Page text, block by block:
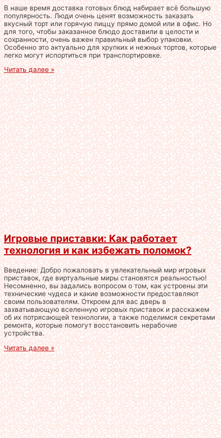
В наше время доставка готовых блюд набирает всё большую
популярность. Люди очень ценят возможность заказать
вкусный торт или горячую пиццу прямо домой или в офис. Но
для того, чтобы заказанное блюдо доставили в целости и
сохранности, очень важен правильный выбор упаковки.
Особенно это актуально для хрупких и нежных тортов, которые
легко могут испортиться при транспортировке.
Читать далее »
Игровые приставки: Как работает
технология и как избежать поломок?
Введение: Добро пожаловать в увлекательный мир игровых
приставок, где виртуальные миры становятся реальностью!
Несомненно, вы задались вопросом о том, как устроены эти
технические чудеса и какие возможности предоставляют
своим пользователям. Откроем для вас дверь в
захватывающую вселенную игровых приставок и расскажем
об их потрясающей технологии, а также поделимся секретами
ремонта, которые помогут восстановить нерабочие
устройства.
Читать далее »